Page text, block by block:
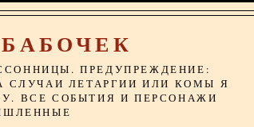
ПРЕДУПРЕЖДЕНИЕ:
СЛУЧАИ ЛЕТАРГИИ ИЛИ КОМЫ Я
ВСЕ СОБЫТИЯ И ПЕРСОНАЖИ